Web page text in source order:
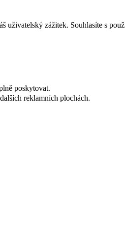
uživatelský zážitek. Souhlasíte s
poskytovat.
reklamních plochách.